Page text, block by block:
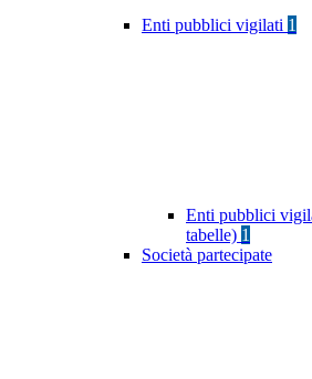
Enti pubblici vigilati 1
Enti pubblici
tabelle) 1
Società partecipate